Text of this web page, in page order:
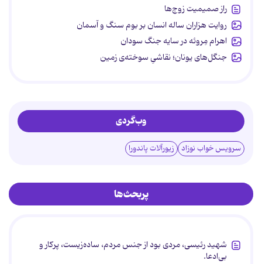
راز صمیمیت زوج‌ها
روایت هزاران ساله انسان بر بوم سنگ و آسمان
اهرام مِروئه در سایه جنگ سودان
جنگل‌های یونان؛ نقاشیِ سوخته‌ی زمین
وب‌گردی
سرویس خواب نوزاد زیورآلات پاندورا
پربحث‌ها
شهید رئیسی، مردی بود از جنس مردم، ساده‌زیست، پرکار و
بی‌ادعا.